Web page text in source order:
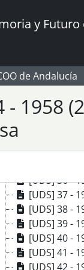
y Futuro
de Andalucía
- 1958
[UDS] 24 -
[UDS] 25 -
[UDS] 26 -
[UDS] 28 -
[UDS] 29 -
[UDS] 31 -
[UDS] 32 -
[UDS] 34 -
[UDS] 36 -
[UDS] 37 -
[UDS] 38 -
[UDS] 39 -
[UDS] 40 -
[UDS] 41 -
[UDS] 42 -